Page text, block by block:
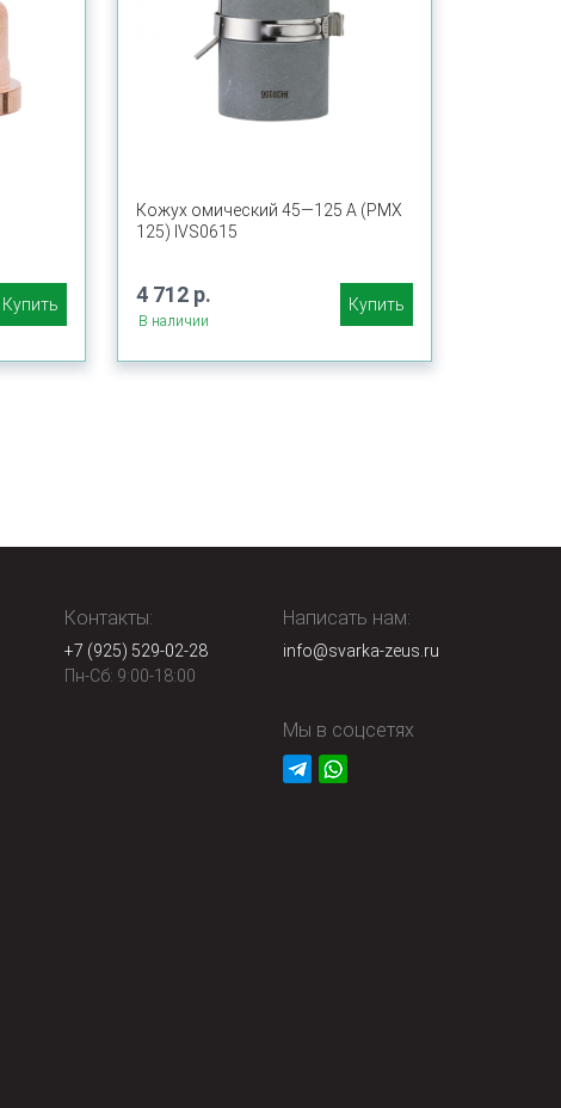
Купить
Кожух омический 45—125 A (PMX
125) IVS0615
4 712 р.
В наличии
Купить
Контакты:
+7 (925) 529-02-28
Пн-Сб: 9:00-18:00
Написать нам:
info@svarka-zeus.ru
Мы в соцсетях